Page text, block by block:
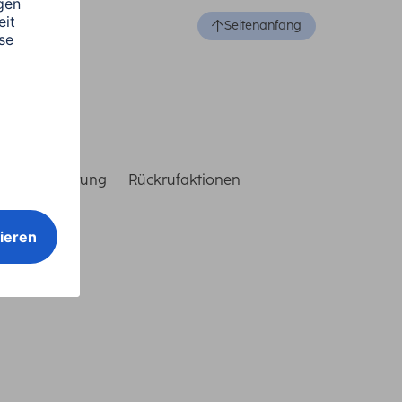
Seitenanfang
Rückrufaktionen